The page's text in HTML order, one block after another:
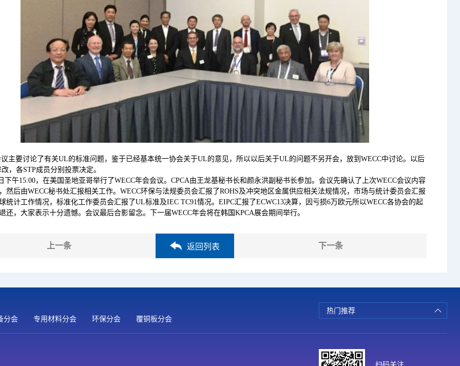
主要讨论了有关UL的标准问题，鉴于已经基本统一协会关于UL的意见，所以以后关于UL的问题不另开会，放到WECC中讨论。以后
，各STP成员分别投票决定。
下午15:00，在美国圣地亚哥举行了WECC年会会议。CPCA由王龙基秘书长和颜永洪副秘书长参加。会议先确认了上次WECC会议内容
然后由WECC秘书处汇报相关工作。WECC环保与法规委员会汇报了ROHS及冲突地区金属供应相关法规情况，市场与统计委员会汇报
统计工作情况，标准化工作委员会汇报了UL标准及IEC TC91情况。EIPC汇报了ECWC13决算，因亏损6万欧元所以WECC各协会的起
还，大家表示十分遗憾。会议最后合影留念。下一届WECC年会将在韩国KPCA展会期间举行。
上一条 返回列表 下一条
分会 专用材料分会 环保分会 覆铜板分会
热门推荐